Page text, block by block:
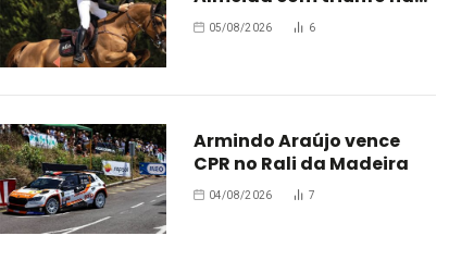
Bélgica
05/08/2026 6
Armindo Araújo vence
CPR no Rali da Madeira
04/08/2026 7